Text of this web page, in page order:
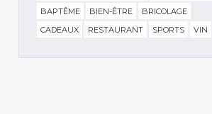
BAPTÊME
BIEN-ÊTRE
BRICOLAGE
CADEAUX
RESTAURANT SPORTS VIN